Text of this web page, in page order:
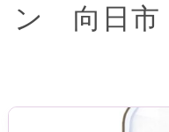
ン 向日市